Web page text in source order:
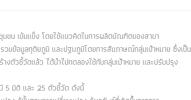
น เข้มแข็ง โดยใช้แนวคิดในการผลิตบัณฑิตของสาขา
มข้อมูลทุติยภูมิ และปฐมภูมิโดยการสัมภาษณ์กลุ่มเป้าหมาย ซึ่งเป็น
วชี้วัดแล้ว ได้นำไปทดลองใช้กับกลุ่มเป้าหมาย และปรับปรุง
5 มิติ และ 25 ตัวชี้วัด ดังนี้